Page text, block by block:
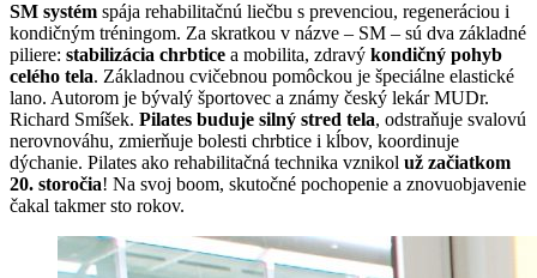
SM systém spája rehabilitačnú liečbu s prevenciou, regeneráciou i
kondičným tréningom. Za skratkou v názve – SM – sú dva základné
piliere: stabilizácia chrbtice a mobilita, zdravý kondičný pohyb
celého tela. Základnou cvičebnou pomôckou je špeciálne elastické
lano. Autorom je bývalý športovec a známy český lekár MUDr.
Richard Smíšek. Pilates buduje silný stred tela, odstraňuje svalovú
nerovnováhu, zmierňuje bolesti chrbtice i kĺbov, koordinuje
dýchanie. Pilates ako rehabilitačná technika vznikol už začiatkom
20. storočia! Na svoj boom, skutočné pochopenie a znovuobjavenie
čakal takmer sto rokov.